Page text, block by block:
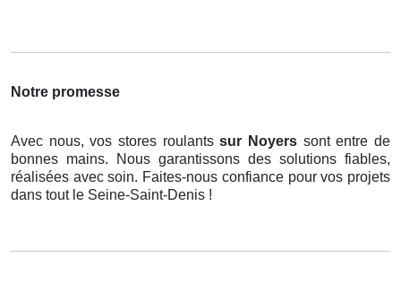
Notre promesse
Avec nous, vos stores roulantssur Noyers sont entre de
bonnes mains. Nous garantissons des solutions fiables,
réalisées avec soin. Faites-nous confiance pour vos projets
dans tout le Seine-Saint-Denis !